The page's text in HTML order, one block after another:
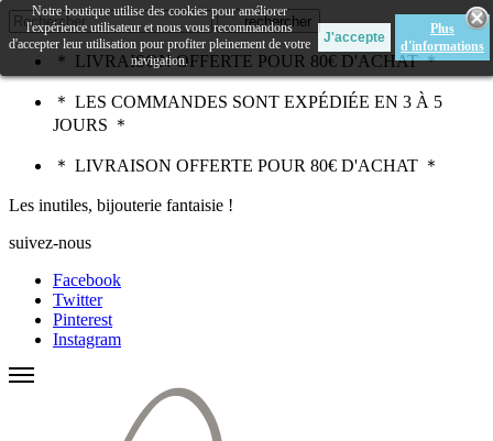
rechercher
＊ LIVRAISON OFFERTE POUR 80€ D'ACHAT ＊
＊ LES COMMANDES SONT EXPÉDIÉE EN 3 À 5
JOURS ＊
＊ LIVRAISON OFFERTE POUR 80€ D'ACHAT ＊
Les inutiles, bijouterie fantaisie !
suivez-nous
Facebook
Twitter
Pinterest
Instagram
Notre boutique utilise des cookies pour améliorer
l'expérience utilisateur et nous vous recommandons
d'accepter leur utilisation pour profiter pleinement de votre
navigation.
Plus
d'informations